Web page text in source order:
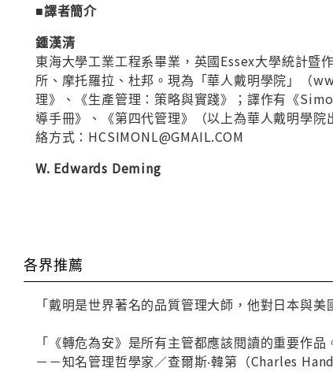
■譯者簡介
鍾漢清
東海大學工業工程系畢業，英國Essex大學統計暨
所、摩托羅拉、杜邦。現為「華人戴明學院」（
理》、《生產管理：策略與實踐》；譯作有《
導手冊》、《第四代管理》（以上為華人戴明學
絡方式：HCSIMONL@GMAIL.COM
W. Edwards Deming
各界推薦
「戴明是世界著名的品質管理大師，他對日本與
「《轉危為安》是所有主管都應該閱讀的重要作品
－－知名管理哲學家／查爾斯‧韓第（Charles